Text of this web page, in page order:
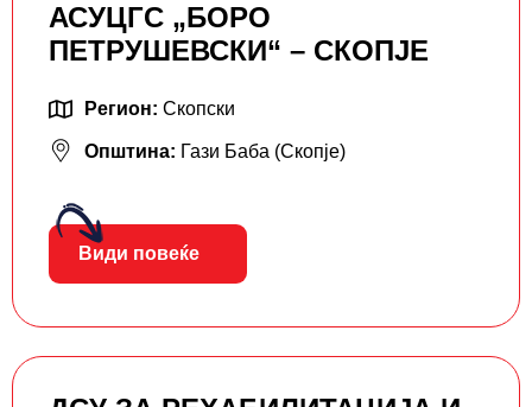
АСУЦГС „БОРО
ПЕТРУШЕВСКИ“ – СКОПЈЕ
Регион: Скопски
Општина: Гази Баба (Скопје)
Види повеќе